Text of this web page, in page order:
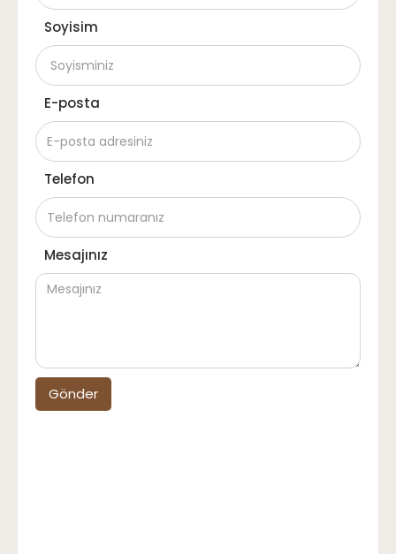
Soyisim
E-posta
Telefon
Mesajınız